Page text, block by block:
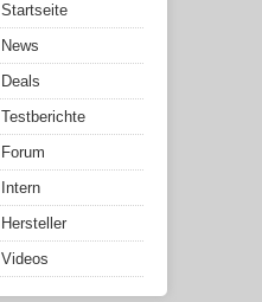
Startseite
News
Deals
Testberichte
Forum
Intern
Hersteller
Videos